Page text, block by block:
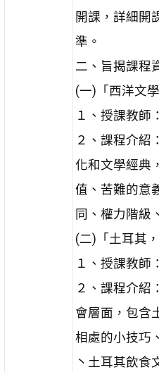
開課，詳細開
準。
二、旨揭課程
(一)「西洋文學
１、授課教師
２、課程介紹
化和文學經典
值、苦難的意
同、權力階級
(二)「土耳其
１、授課教師
２、課程介紹
會層面，包含
相處的小技巧
丶土耳其飲食